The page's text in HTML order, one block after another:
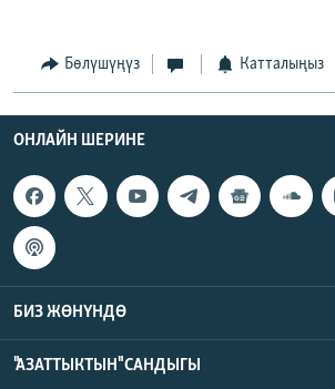
Бөлүшүңүз Катталыңыз
ОНЛАЙН ШЕРИНЕ
БИЗ ЖӨНҮНДӨ
"АЗАТТЫКТЫН" САНДЫГЫ